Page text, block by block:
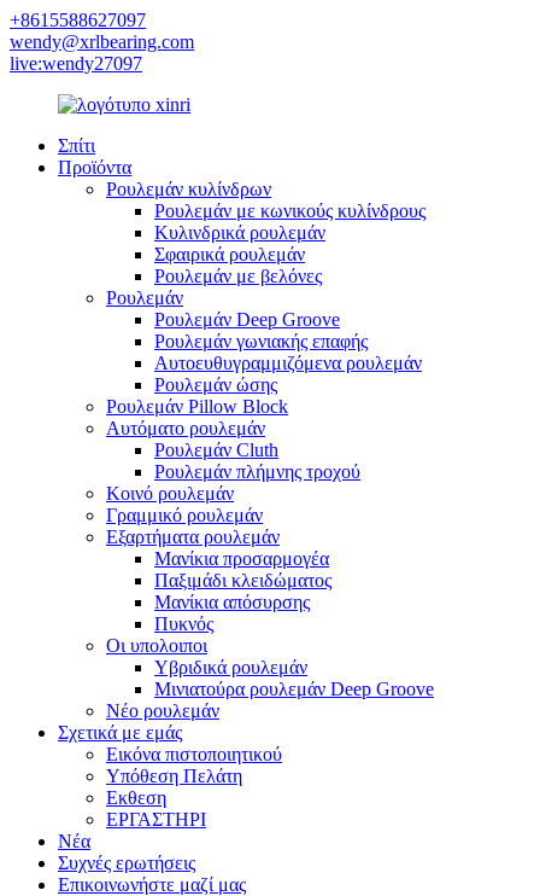
+8615588627097
wendy@xrlbearing.com
live:wendy27097
Σπίτι
Προϊόντα
Ρουλεμάν κυλίνδρων
Ρουλεμάν με κωνικούς κυλίνδρους
Κυλινδρικά ρουλεμάν
Σφαιρικά ρουλεμάν
Ρουλεμάν με βελόνες
Ρουλεμάν
Ρουλεμάν Deep Groove
Ρουλεμάν γωνιακής επαφής
Αυτοευθυγραμμιζόμενα ρουλεμάν
Ρουλεμάν ώσης
Ρουλεμάν Pillow Block
Αυτόματο ρουλεμάν
Ρουλεμάν Cluth
Ρουλεμάν πλήμνης τροχού
Κοινό ρουλεμάν
Γραμμικό ρουλεμάν
Εξαρτήματα ρουλεμάν
Μανίκια προσαρμογέα
Παξιμάδι κλειδώματος
Μανίκια απόσυρσης
Πυκνός
Οι υπολοιποι
Υβριδικά ρουλεμάν
Μινιατούρα ρουλεμάν Deep Groove
Νέο ρουλεμάν
Σχετικά με εμάς
Εικόνα πιστοποιητικού
Υπόθεση Πελάτη
Εκθεση
ΕΡΓΑΣΤΗΡΙ
Νέα
Συχνές ερωτήσεις
Επικοινωνήστε μαζί μας